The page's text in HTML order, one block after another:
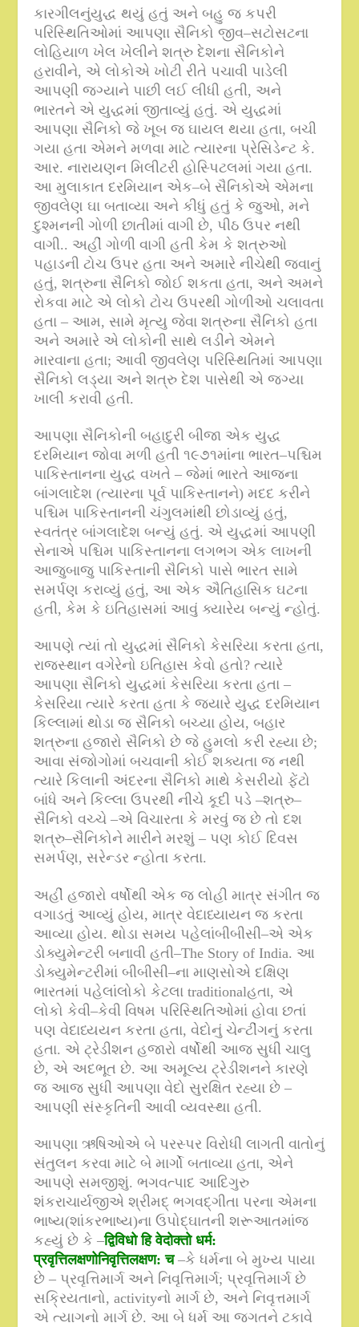
કારગીલનુંયુદ્ધ થયું હતું અને બહુ જ કપરી
પરિસ્થિતિઓમાં આપણા સૈનિકો જીવ–સટોસટના
લોહિયાળ ખેલ ખેલીને શત્રુ દેશના સૈનિકોને
હરાવીને, એ લોકોએ ખોટી રીતે પચાવી પાડેલી
આપણી જગ્યાને પાછી લઈ લીધી હતી, અને
ભારતને એ યુદ્ધમાં જીતાવ્યું હતું. એ યુદ્ધમાં
આપણા સૈનિકો જે ખૂબ જ ઘાયલ થયા હતા,બચી
ગયા હતા એમને મળવા માટે ત્યારના પ્રેસિડેન્ટ કે.
આર.નારાયણન મિલીટરી હોસ્પિટલમાં ગયા હતા.
આ મુલાકાત દરમિયાન એક–બે સૈનિકોએ એમના
જીવલેણ ઘા બતાવ્યા અને કીધું હતું કે જુઓ,મને
દુશ્મનની ગોળી છાતીમાં વાગી છે, પીઠ ઉપર નથી
વાગી.. અહીં ગોળી વાગી હતી કેમ કે શત્રુઓ
પહાડની ટોચ ઉપર હતા અને અમારે નીચેથી જવાનું
હતું, શત્રુના સૈનિકો જોઈ શકતા હતા, અને અમને
રોકવા માટે એ લોકો ટોચ ઉપરથી ગોળીઓ ચલાવતા
હતા – આમ,સામે મૃત્યુ જેવા શત્રુના સૈનિકો હતા
અને અમારે એ લોકોની સાથે લડીને એમને
મારવાના હતા; આવી જીવલેણ પરિસ્થિતિમાં આપણા
સૈનિકો લડ્યા અને શત્રુ દેશ પાસેથી એ જગ્યા
ખાલી કરાવી હતી.
આપણા સૈનિકોની બહાદુરી બીજા એક યુદ્ધ
દરમિયાન જોવા મળી હતી ૧૯૭૧માંના ભારત–પશ્ચિમ
પાકિસ્તાનના યુદ્ધ વખતે – જેમાં ભારતે આજના
બાંગલાદેશ (ત્યારના પૂર્વ પાકિસ્તાનને)મદદ કરીને
પશ્ચિમ પાકિસ્તાનની ચંગુલમાંથી છોડાવ્યું હતું,
સ્વતંત્ર બાંગલાદેશ બન્યું હતું. એ યુદ્ધમાં આપણી
સેનાએ પશ્ચિમ પાકિસ્તાનના લગભગ એક લાખની
આજુબાજુ પાકિસ્તાની સૈનિકો પાસે ભારત સામે
સમર્પણ કરાવ્યું હતું, આ એક ઐતિહાસિક ઘટના
હતી,કેમ કે ઇતિહાસમાં આવું ક્યારેય બન્યું ન્હોતું.
આપણે ત્યાં તો યુદ્ધમાં સૈનિકો કેસરિયા કરતા હતા,
રાજસ્થાન વગેરેનો ઇતિહાસ કેવો હતો?ત્યારે
આપણા સૈનિકો યુદ્ધમાં કેસરિયા કરતા હતા –
કેસરિયા ત્યારે કરતા હતા કે જ્યારે યુદ્ધ દરમિયાન
કિલ્લામાં થોડા જ સૈનિકો બચ્યા હોય,બહાર
શત્રુના હજારો સૈનિકો છે જે હુમલો કરી રહ્યા છે;
આવા સંજોગોમાં બચવાની કોઈ શક્યતા જ નથી
ત્યારે કિલાની અંદરના સૈનિકો માથે કેસરીયો ફેંટો
બાંધે અને કિલ્લા ઉપરથી નીચે કૂદી પડે –શત્રુ–
સૈનિકો વચ્ચે –એ વિચારતા કે મરવું જ છે તો દશ
શત્રુ–સૈનિકોને મારીને મરશું – પણ કોઈ દિવસ
સમર્પણ,સરેન્ડર ન્હોતા કરતા.
અહીં હજારો વર્ષોથી એક જ લોહી માત્ર સંગીત જ
વગાડતું આવ્યું હોય,માત્ર વેદાધ્યાયન જ કરતા
આવ્યા હોય.થોડા સમય પહેલાંબીબીસી–એ એક
ડોક્યુમેન્ટરી બનાવી હતી–The Story of India. આ
ડોક્યુમેન્ટરીમાં બીબીસી–ના માણસોએ દક્ષિણ
ભારતમાં પહેલાંલોકો કેટલાtraditionalહતા, એ
લોકો કેવી–કેવી વિષમ પરિસ્થિતિઓમાં હોવા છતાં
પણ વેદાધ્યયન કરતા હતા,વેદોનું ચેન્ટીંગનું કરતા
હતા. એ ટ્રેડીશન હજારો વર્ષોથી આજ સુધી ચાલુ
છે, એ અદભૂત છે. આ અમૂલ્ય ટ્રેડીશનને કારણે
જ આજ સુધી આપણા વેદો સુરક્ષિત રહ્યા છે–
આપણી સંસ્કૃતિની આવી વ્યવસ્થા હતી.
આપણા ઋષિઓએ બે પરસ્પર વિરોધી લાગતી વાતોનું
સંતુલન કરવા માટે બે માર્ગો બતાવ્યા હતા, એને
આપણે સમજીશું.ભગવત્પાદ આદિગુરુ
શંકરાચાર્યજીએ શ્રીમદ્ ભગવદ્ગીતા પરના એમના
ભાષ્ય(શાંકરભાષ્ય)ના ઉપોદ્ઘાતની શરૂઆતમાંજ
કહ્યું છે કે –द्विविधो हि वेदोक्तो धर्म:
प्रवृत्तिलक्षणोनिवृत्तिलक्षण:च–કે ધર્મના બે મુખ્ય પાયા
છે – પ્રવૃત્તિમાર્ગ અને નિવૃત્તિમાર્ગ; પ્રવૃત્તિમાર્ગ છે
સક્રિયતાનો, activityનો માર્ગ છે, અને નિવૃત્તમાર્ગ
એ ત્યાગનો માર્ગ છે. આ બે ધર્મ આ જગતને ટકાવે